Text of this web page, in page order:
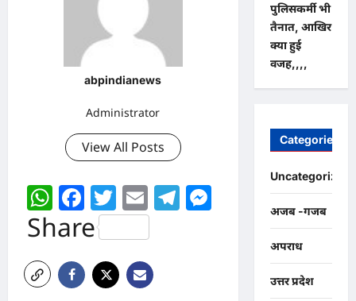
abpindianews
Administrator
View All Posts
WhatsApp
Facebook
Twitter
EmailTelegram
Messenger
Share
पुलिसकर्मी भी
तैनात, आखिर
क्या हुई
वजह,,,,
Categories
Uncategorized
अजब -गजब
अपराध
उत्तर प्रदेश